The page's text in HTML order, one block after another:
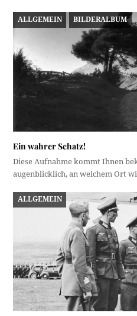
ALLGEMEIN BILDERALBUM
Ein wahrer Schatz!
Diese Aufnahme kommt Ihnen
augenblicklich, an welchem Ort
ALLGEMEIN